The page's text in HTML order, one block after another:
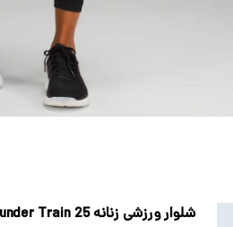
شلوار ورزشی زنانه Lululemon Wunder Train 25